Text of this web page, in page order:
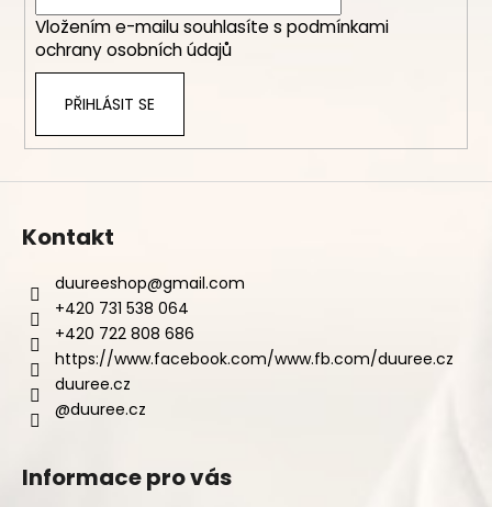
Vložením e-mailu souhlasíte s podmínkami
ochrany osobních údajů
PŘIHLÁSIT SE
Kontakt
duureeshop@gmail.com
+420 731 538 064
+420 722 808 686
https://www.facebook.com/www.fb.com/duuree.cz
duuree.cz
@duuree.cz
Informace pro vás